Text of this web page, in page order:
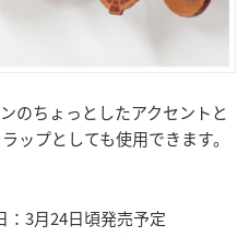
のちょっとしたアクセントと
ップとしても使用できます。
3月24日頃発売予定